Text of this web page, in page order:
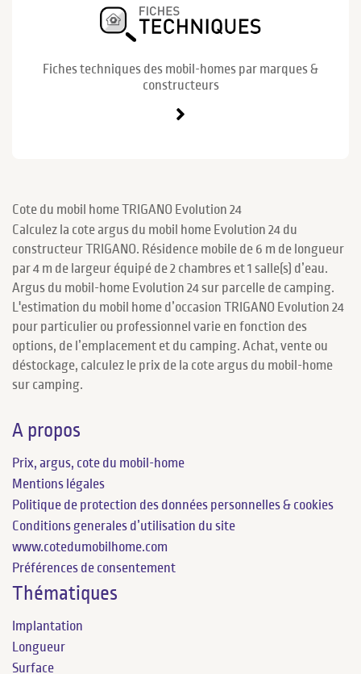
Fiches techniques des mobil-homes par marques &
constructeurs
Cote du mobil home TRIGANO Evolution 24
Calculez la cote argus du mobil home Evolution 24 du
constructeur TRIGANO. Résidence mobile de 6 m de longueur
par 4 m de largeur équipé de 2 chambres et 1 salle(s) d’eau.
Argus du mobil-home Evolution 24 sur parcelle de camping.
L'estimation du mobil home d’occasion TRIGANO Evolution 24
pour particulier ou professionnel varie en fonction des
options, de l’emplacement et du camping. Achat, vente ou
déstockage, calculez le prix de la cote argus du mobil-home
sur camping.
A propos
Prix, argus, cote du mobil-home
Mentions légales
Politique de protection des données personnelles & cookies
Conditions generales d’utilisation du site
www.cotedumobilhome.com
Préférences de consentement
Thématiques
Implantation
Longueur
Surface